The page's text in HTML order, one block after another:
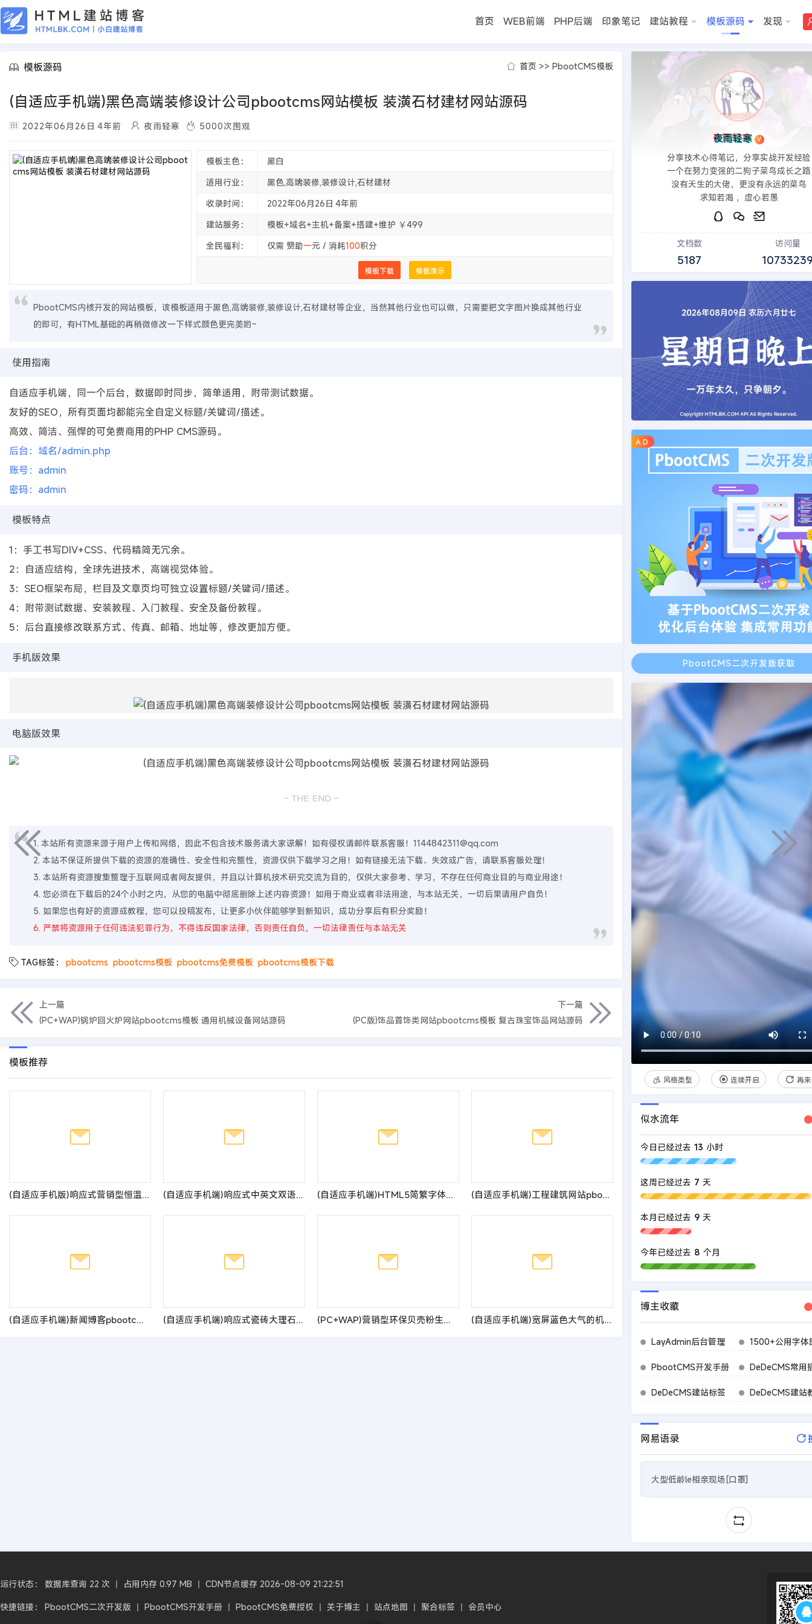
首页 WEB前端 PHP后端 印象笔记 建站教程 模板源码 发现
模板源码 首页 >> PbootCMS模板
(自适应手机端)黑色高端装修设计公司pbootcms网站模板 装潢石材建材网站源码
2022年06月26日 4年前 夜雨轻寒 5000次围观
模板主色：
黑白
适用行业：
黑色,高端装修,装修设计,石材建材
收录时间：
2022年06月26日 4年前
建站服务：
模板+域名+主机+备案+搭建+维护 ￥499
全民福利：
仅需 赞助一元 / 消耗100积分
模板下载 模板演示
PbootCMS内核开发的网站模板，该模板适用于黑色,高端装修,装修设计,石材建材等企业，当然其他行业也可以做，只需要把文字图片换成其他行业
的即可，有HTML基础的再稍微修改一下样式颜色更完美哟~
使用指南
自适应手机端，同一个后台，数据即时同步，简单适用，附带测试数据。
友好的SEO，所有页面均都能完全自定义标题/关键词/描述。
高效、简洁、强悍的可免费商用的PHP CMS源码。
后台：域名/admin.php
账号：admin
密码：admin
模板特点
1：手工书写DIV+CSS、代码精简无冗余。
2：自适应结构，全球先进技术，高端视觉体验。
3：SEO框架布局，栏目及文章页均可独立设置标题/关键词/描述。
4：附带测试数据、安装教程、入门教程、安全及备份教程。
5：后台直接修改联系方式、传真、邮箱、地址等，修改更加方便。
手机版效果
电脑版效果
1. 本站所有资源来源于用户上传和网络，因此不包含技术服务请大家谅解！如有侵权请邮件联系客服！1144842311@qq.com
2. 本站不保证所提供下载的资源的准确性、安全性和完整性，资源仅供下载学习之用！如有链接无法下载、失效或广告，请联系客服处理！
3. 本站所有资源搜集整理于互联网或者网友提供，并且以计算机技术研究交流为目的，仅供大家参考、学习，不存在任何商业目的与商业用途！
4. 您必须在下载后的24个小时之内，从您的电脑中彻底删除上述内容资源！如用于商业或者非法用途，与本站无关，一切后果请用户自负！
5. 如果您也有好的资源或教程，您可以投稿发布，让更多小伙伴能够学到新知识，成功分享后有积分奖励！
6. 严禁将资源用于任何违法犯罪行为，不得违反国家法律，否则责任自负，一切法律责任与本站无关
TAG标签： pbootcms pbootcms模板 pbootcms免费模板 pbootcms模板下载
上一篇
(PC+WAP)锅炉回火炉网站pbootcms模板 通用机械设备网站源码
下一篇
(PC版)饰品首饰类网站pbootcms模板 复古珠宝饰品网站源码
模板推荐
(自适应手机版)响应式营销型恒温恒湿机环境设备类网站pbootcms模板 蓝色营销型空调设备网站源码 (自适应手机端)响应式中英文双语灯饰灯具外贸网站pbootcms模板 LED照明灯具网站源码 (自适应手机端)HTML5简繁字体绿色宽屏物流运输类网站pbootcms模板 响应式大气快递货运网站源码 (自适应手机端)工程建筑网站pbootcms模板 蓝色基建施工通用集团公司网站源码
(自适应手机端)新闻博客pbootcms网站模板 html5响应式文章资讯类网站源码 (自适应手机端)响应式瓷砖大理石建材类网站pbootcms模板 html5装修建材网站模板 (PC+WAP)营销型环保贝壳粉生态涂料pbootcms网站模板 青色油漆涂料网站源码 (自适应手机端)宽屏蓝色大气的机械齿轮类网站pbootcms模板 响应式五金轴承加工制造网站源码
夜雨轻寒 V
分享技术心得笔记，分享实战开发经验
一个在努力变强的二狗子菜鸟成长之路
没有天生的大佬，更没有永远的菜鸟
求知若渴 ，虚心若愚
文档数
5187
访问量
A D
PbootCMS二次开发版获取
风格类型 连续开启 再
似水流年
今日已经过去 13 小时
这周已经过去 7 天
本月已经过去 9 天
今年已经过去 8 个月
博主收藏
LayAdmin后台管理 1500+公用字体
PbootCMS开发手册 DeDeCMS常用
DeDeCMS建站标签 DeDeCMS建站
网易语录
大型低龄le相亲现场[口罩]
运行状态： 数据库查询 22 次 丨 占用内存 0.97 MB 丨 CDN节点缓存 2026-08-09 21:22:51
快捷链接： PbootCMS二次开发版 丨 PbootCMS开发手册 丨 PbootCMS免费授权 丨 关于博主 丨 站点地图 丨 聚合标签 丨 会员中心